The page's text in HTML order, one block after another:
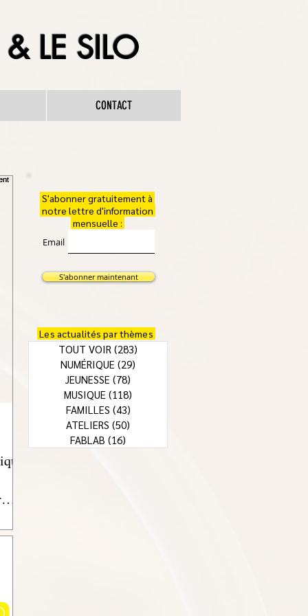
LE SILO
Email
S'abonner maintenant
S'abonner gratuitement à
notre lettre d'information
mensuelle :
Les actualités par thèmes
TOUT VOIR (283)
NUMÉRIQUE (29)
JEUNESSE (78)
MUSIQUE (118)
FAMILLES (43)
ATELIERS (50)
FABLAB (16)
CONTACT